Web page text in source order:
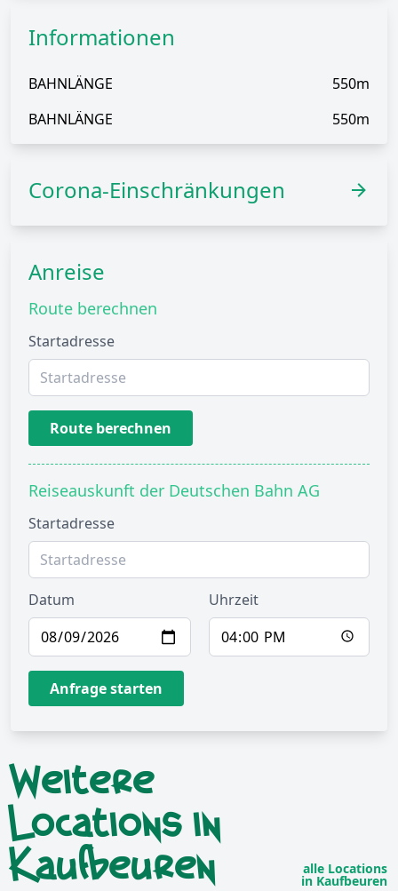
Informationen
BAHNLÄNGE
550m
BAHNLÄNGE
550m
Corona-Einschränkungen
Anreise
Route berechnen
Startadresse
Route berechnen
Reiseauskunft der Deutschen Bahn AG
Startadresse
Datum Uhrzeit
Anfrage starten
Weitere
Locations in
Kaufbeuren
alle Locations
in Kaufbeuren